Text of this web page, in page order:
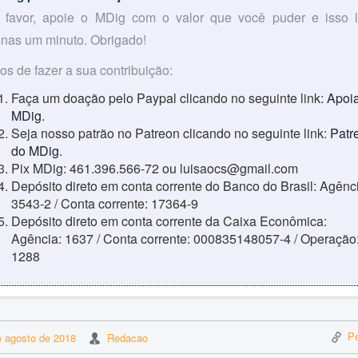
favor, apoie o MDig com o valor que você puder e isso
um minuto. Obrigado!
de fazer a sua contribuição:
Faça um doação pelo Paypal clicando no seguinte link:
MDig.
Seja nosso patrão no Patreon clicando no seguinte link:
do MDig.
Pix MDig: 461.396.566-72 ou luisaocs@gmail.com
Depósito direto em conta corrente do Banco do Brasil:
3543-2 / Conta corrente: 17364-9
Depósito direto em conta corrente da Caixa Econômica:
Agência: 1637 / Conta corrente: 000835148057-4 /
1288
agosto de 2018 Redacao